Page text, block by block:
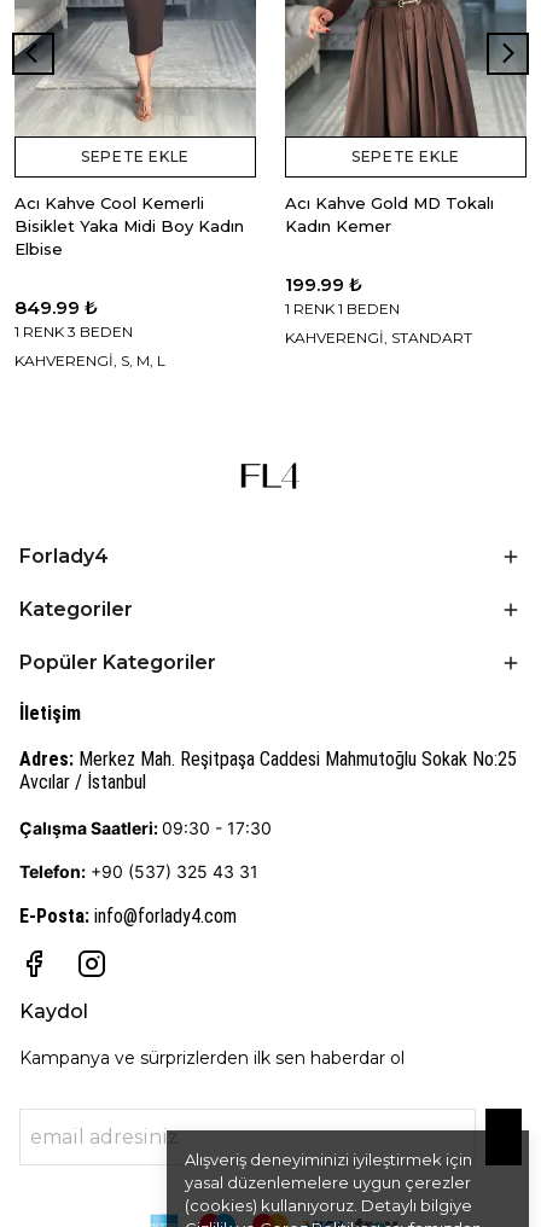
Alışveriş deneyiminizi iyileştirmek için
yasal düzenlemelere uygun çerezler
(cookies) kullanıyoruz. Detaylı bilgiye
SEPETE EKLE
Acı Kahve Cool Kemerli
Bisiklet Yaka Midi Boy Kadın
Elbise
849.99 ₺
1 RENK 3 BEDEN
KAHVERENGİ, S, M, L
SEPETE EKLE
Acı Kahve Gold MD Tokalı
Kadın Kemer
199.99 ₺
1 RENK 1 BEDEN
KAHVERENGİ, STANDART
Forlady4
Kategoriler
Popüler Kategoriler
İletişim
Adres: Merkez Mah. Reşitpaşa Caddesi Mahmutoğlu Sokak No:25
Avcılar / İstanbul
Çalışma Saatleri:09:30 - 17:30
Telefon: +90 (537) 325 43 31
E-Posta: info@forlady4.com
Kaydol
Kampanya ve sürprizlerden ilk sen haberdar ol